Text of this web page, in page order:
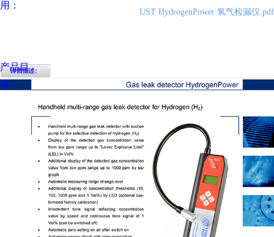
UST HydrogenPower 氢气检漏仪.pdf
用：
产品目
录：